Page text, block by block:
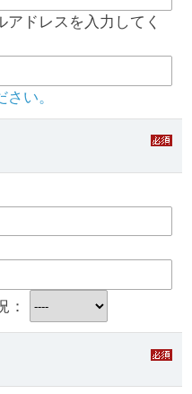
ドレスを入力してく
い。
：